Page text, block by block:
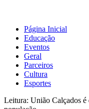
Página Inicial
Educação
Eventos
Geral
Parceiros
Cultura
Esportes
Leitura: União Calçados é